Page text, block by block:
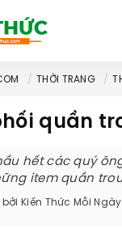
THỜI TRANG
quần
hết các quý
item quần
Kiến Thức Mỗi Ngày